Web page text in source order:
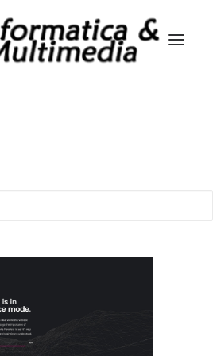
1281253345